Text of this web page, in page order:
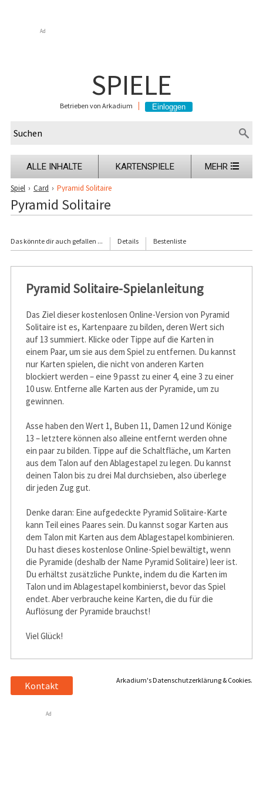
Ad
SPIELE
Betrieben von Arkadium
ALLE INHALTE KARTENSPIELE MEHR
Spiel › Card › Pyramid Solitaire
Pyramid Solitaire
Das könnte dir auch gefallen ... Details Bestenliste
Pyramid Solitaire-Spielanleitung
Das Ziel dieser kostenlosen Online-Version von Pyramid
Solitaire ist es, Kartenpaare zu bilden, deren Wert sich
auf 13 summiert. Klicke oder Tippe auf die Karten in
einem Paar, um sie aus dem Spiel zu entfernen. Du kannst
nur Karten spielen, die nicht von anderen Karten
blockiert werden – eine 9 passt zu einer 4, eine 3 zu einer
10 usw. Entferne alle Karten aus der Pyramide, um zu
gewinnen.
Asse haben den Wert 1, Buben 11, Damen 12 und Könige
13 – letztere können also alleine entfernt werden ohne
ein paar zu bilden. Tippe auf die Schaltfläche, um Karten
aus dem Talon auf den Ablagestapel zu legen. Du kannst
deinen Talon bis zu drei Mal durchsieben, also überlege
dir jeden Zug gut.
Denke daran: Eine aufgedeckte Pyramid Solitaire-Karte
kann Teil eines Paares sein. Du kannst sogar Karten aus
dem Talon mit Karten aus dem Ablagestapel kombinieren.
Du hast dieses kostenlose Online-Spiel bewältigt, wenn
die Pyramide (deshalb der Name Pyramid Solitaire) leer ist.
Du erhältst zusätzliche Punkte, indem du die Karten im
Talon und im Ablagestapel kombinierst, bevor das Spiel
endet. Aber verbrauche keine Karten, die du für die
Auflösung der Pyramide brauchst!
Viel Glück!
Arkadium's Datenschutzerklärung & Cookies.
Kontakt
Ad